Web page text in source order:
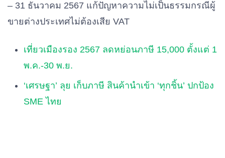
– 31 ธันวาคม 2567 แก้ปัญหาความไม่เป็นธรรมกรณีผู้
ขายต่างประเทศไม่ต้องเสีย VAT
เที่ยวเมืองรอง 2567 ลดหย่อนภาษี 15,000 ตั้งแต่ 1
พ.ค.-30 พ.ย.
‘เศรษฐา’ ลุย เก็บภาษี สินค้านำเข้า ‘ทุกชิ้น’ ปกป้อง
SME ไทย